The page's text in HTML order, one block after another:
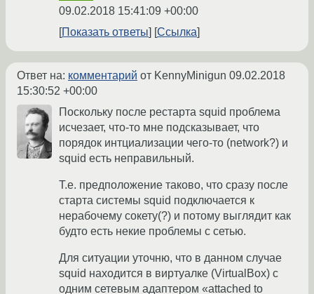
09.02.2018 15:41:09 +00:00
Показать ответы
Ссылка
Ответ на: комментарий от KennyMinigun 09.02.2018
15:30:52 +00:00
Поскольку после рестарта squid проблема
исчезает, что-то мне подсказывает, что
порядок интциализации чего-то (network?) и
squid есть неправильный.
Т.е. предположение таково, что сразу после
старта системы squid подключается к
нерабочему сокету(?) и потому выглядит как
будто есть некие проблемы с сетью.
Для ситуации уточню, что в данном случае
squid находится в виртуалке (VirtualBox) с
одним сетевым адаптером «attached to